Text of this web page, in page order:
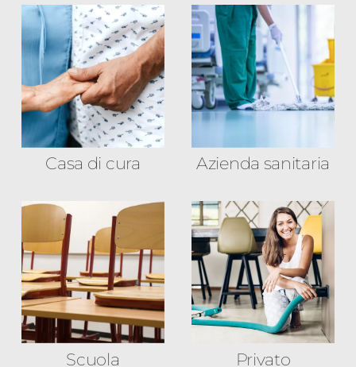
Casa di cura Azienda sanitaria
Scuola Privato